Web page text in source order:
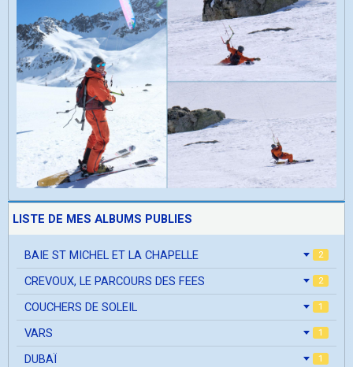
LISTE DE MES ALBUMS PUBLIES
BAIE ST MICHEL ET LA CHAPELLE 2
CREVOUX, LE PARCOURS DES FEES 2
COUCHERS DE SOLEIL 1
VARS 1
DUBAÏ 1